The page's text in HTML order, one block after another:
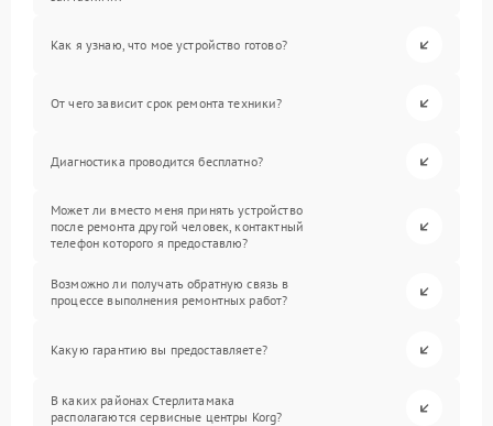
Как я узнаю, что мое устройство готово?
От чего зависит срок ремонта техники?
Диагностика проводится бесплатно?
Может ли вместо меня принять устройство
после ремонта другой человек, контактный
телефон которого я предоставлю?
Возможно ли получать обратную связь в
процессе выполнения ремонтных работ?
Какую гарантию вы предоставляете?
В каких районах Стерлитамака
располагаются сервисные центры Korg?